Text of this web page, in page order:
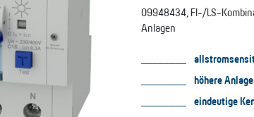
09948434, FI-/LS-
Anlagen
höhere
eindeutige